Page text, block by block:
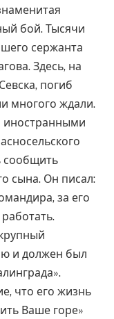
бой. Тысячи
сержанта
Здесь, на
погиб
многого ждали.
иностранными
сообщить
сына. Он писал:
за его
и должен был
что его жизнь
Ваше горе»